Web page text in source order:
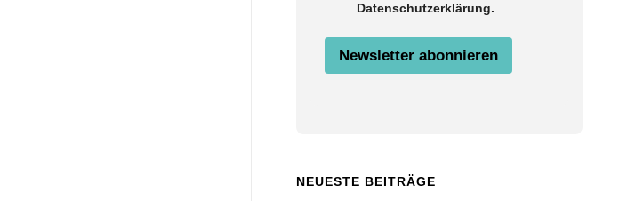
a
e
m
Datenschutzerklärung.
Newsletter abonnieren
NEUESTE BEITRÄGE